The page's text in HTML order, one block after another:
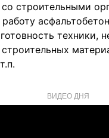
строительными
работу
техники,
ВИДЕО ДНЯ